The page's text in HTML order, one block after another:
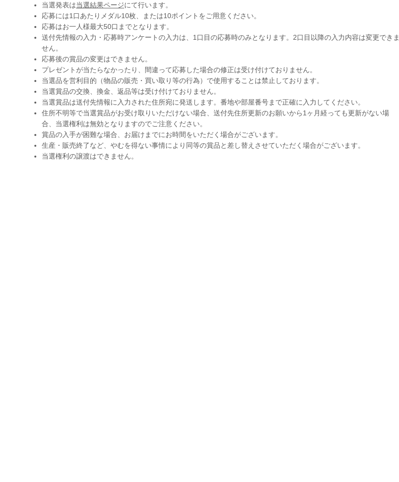
当選発表は当選結果ページにて行います。
応募には1口あたりメダル10枚、または10ポイントをご用意ください。
応募はお一人様最大50口までとなります。
送付先情報の入力・応募時アンケートの入力は、1口目の応募時のみとなります。2口目以降の入力内容は変更できま
せん。
応募後の賞品の変更はできません。
プレゼントが当たらなかったり、間違って応募した場合の修正は受け付けておりません。
当選品を営利目的（物品の販売・買い取り等の行為）で使用することは禁止しております。
当選賞品の交換、換金、返品等は受け付けておりません。
当選賞品は送付先情報に入力された住所宛に発送します。番地や部屋番号まで正確に入力してください。
住所不明等で当選賞品がお受け取りいただけない場合、送付先住所更新のお願いから1ヶ月経っても更新がない場
合、当選権利は無効となりますのでご注意ください。
賞品の入手が困難な場合、お届けまでにお時間をいただく場合がございます。
生産・販売終了など、やむを得ない事情により同等の賞品と差し替えさせていただく場合がございます。
当選権利の譲渡はできません。